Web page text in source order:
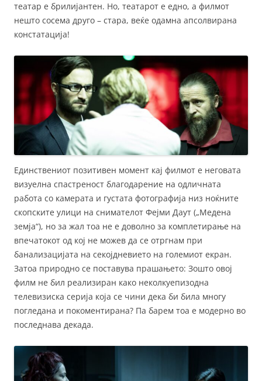
театар е брилијантен. Но, театарот е едно, а филмот
нешто сосема друго – стара, веќе одамна апсолвирана
констатација!
Единствениот позитивен момент кај филмот е неговата
визуелна спастреност благодарение на одличната
работа со камерата и густата фотографија низ ноќните
скопските улици на снимателот Фејми Даут („Медена
земја“), но за жал тоа не е доволно за комплетирање на
впечатокот од кој не можев да се отргнам при
банализацијата на секојдневието на големиот екран.
Затоа природно се поставува прашањето: Зошто овој
филм не бил реализиран како неколкуепизодна
телевизиска серија која се чини дека би била многу
погледана и покоментирана? Па барем тоа е модерно во
последнава декада.